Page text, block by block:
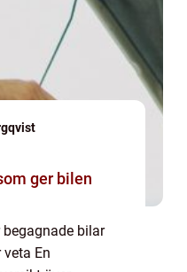
ger bilen
bilar
En